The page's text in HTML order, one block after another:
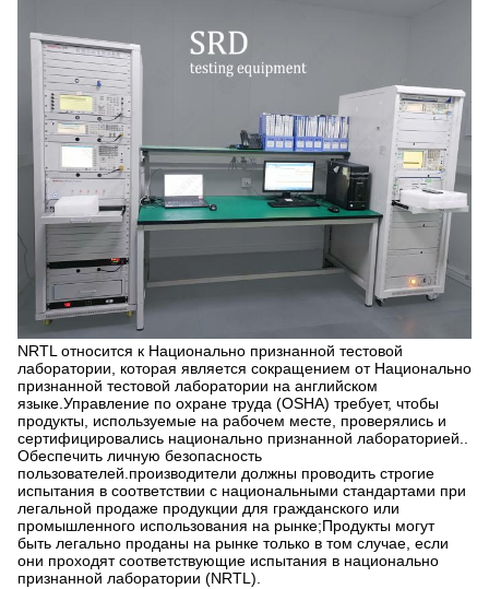
NRTL относится к Национально признанной тестовой
лаборатории, которая является сокращением от Национально
признанной тестовой лаборатории на английском
языке.Управление по охране труда (OSHA) требует, чтобы
продукты, используемые на рабочем месте, проверялись и
сертифицировались национально признанной лабораторией..
Обеспечить личную безопасность
пользователей.производители должны проводить строгие
испытания в соответствии с национальными стандартами при
легальной продаже продукции для гражданского или
промышленного использования на рынке;Продукты могут
быть легально проданы на рынке только в том случае, если
они проходят соответствующие испытания в национально
признанной лаборатории (NRTL).